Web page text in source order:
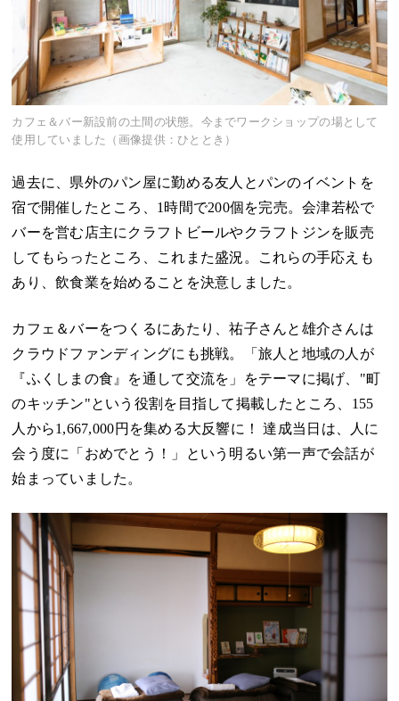
カフェ＆バー新設前の土間の状態。今までワークショップの場として
使用していました（画像提供：ひととき）
過去に、県外のパン屋に勤める友人とパンのイベントを
宿で開催したところ、1時間で200個を完売。会津若松で
バーを営む店主にクラフトビールやクラフトジンを販売
してもらったところ、これまた盛況。これらの手応えも
あり、飲食業を始めることを決意しました。
カフェ＆バーをつくるにあたり、祐子さんと雄介さんは
クラウドファンディングにも挑戦。「旅人と地域の人が
『ふくしまの食』を通して交流を」をテーマに掲げ、"町
のキッチン"という役割を目指して掲載したところ、155
人から1,667,000円を集める大反響に！ 達成当日は、人に
会う度に「おめでとう！」という明るい第一声で会話が
始まっていました。